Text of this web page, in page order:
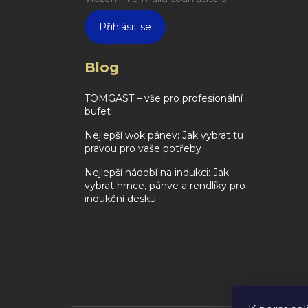
Přihlásit se
Blog
TOMGAST – vše pro profesionální
bufet
Nejlepší wok pánev: Jak vybrat tu
pravou pro vaše potřeby
Nejlepší nádobí na indukci: Jak
vybrat hrnce, pánve a rendlíky pro
indukční desku